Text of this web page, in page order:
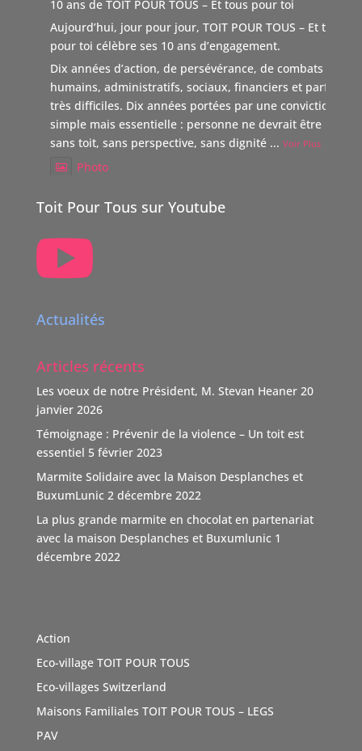
10 ans de TOIT POUR TOUS – Et tous pour toi
Aujourd’hui, jour pour jour, TOIT POUR TOUS – Et tous
pour toi célèbre ses 10 ans d’engagement.
Dix années d’action, de persévérance, de combats
humains, administratifs, sociaux, financiers et parfois
très difficiles. Dix années portées par une conviction
simple mais essentielle : personne ne devrait être laissé
sans toit, sans perspective, sans dignité ... Voir Plus
Photo
TOIT POUR TOUS Suisse
5 mois il y a
POUR TOUS Suisse.
donateur avec une volonté claire : soutenir des causes
humaines, sociales, environnementales et culturelles
qui font la différence."
TOIT POUR TOUS remercie vivement ce soutien,
d'autant que l'association n'est pas subventionnée
Video
Voir sur Facebook · Partager
TOIT POUR TOUS Suisse
Immo, partenaire de l'association TOIT POUR TOUS
Suisse. Merci de sa générosité à travers cette initiative
vertue#Don
#geneve
#sensibilisationst#inauguration
Toit Pour Tous sur Youtube

Actualités
Articles récents
Les voeux de notre Président, M. Stevan Heaner 20
janvier 2026
Témoignage : Prévenir de la violence – Un toit est
essentiel 5 février 2023
Marmite Solidaire avec la Maison Desplanches et
BuxumLunic 2 décembre 2022
La plus grande marmite en chocolat en partenariat
avec la maison Desplanches et Buxumlunic 1
décembre 2022
Action
Eco-village TOIT POUR TOUS
Eco-villages Switzerland
Maisons Familiales TOIT POUR TOUS – LEGS
PAV